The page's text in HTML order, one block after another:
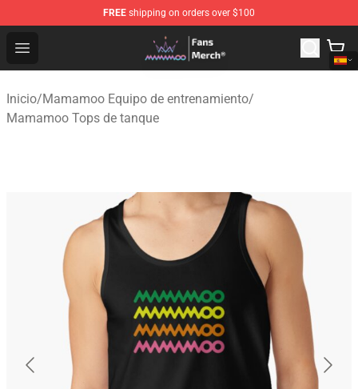
FREE shipping on orders over $100
Open menu
Mamamoo Store - Official Mamamoo Merchandise Shop
Inicio/Mamamoo Equipo de entrenamiento/
Mamamoo Tops de tanque